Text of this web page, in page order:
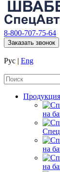
8-800-707-75-64
Заказать звонок
Рус | Eng
Продукция
на
на
на